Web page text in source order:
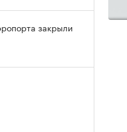
закрыли